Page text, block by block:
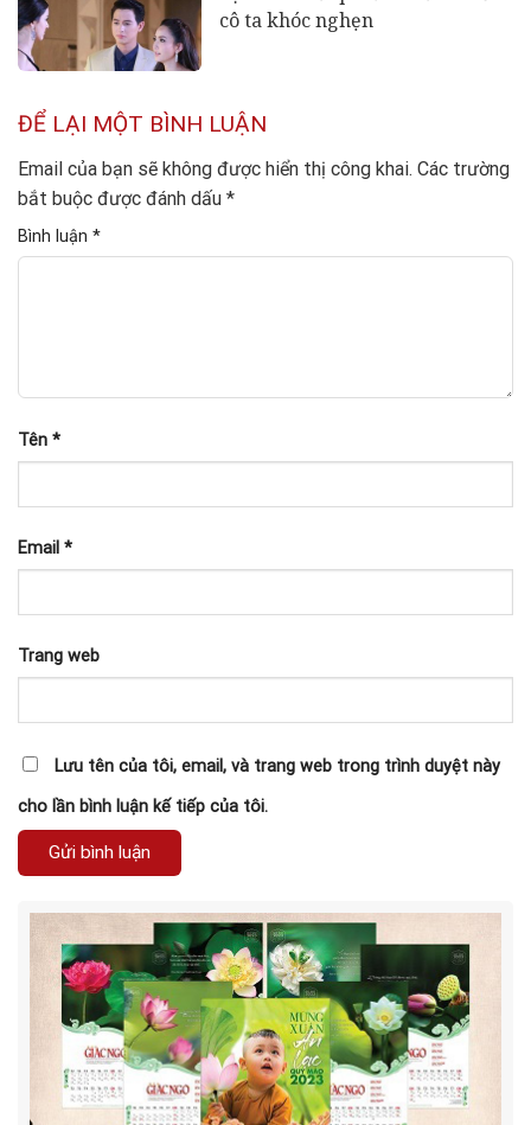
cô ta khóc nghẹn
ĐỂ LẠI MỘT BÌNH LUẬN
Email của bạn sẽ không được hiển thị công khai. Các trường
bắt buộc được đánh dấu *
Bình luận *
Tên *
Email *
Trang web
Lưu tên của tôi, email, và trang web trong trình duyệt này
cho lần bình luận kế tiếp của tôi.